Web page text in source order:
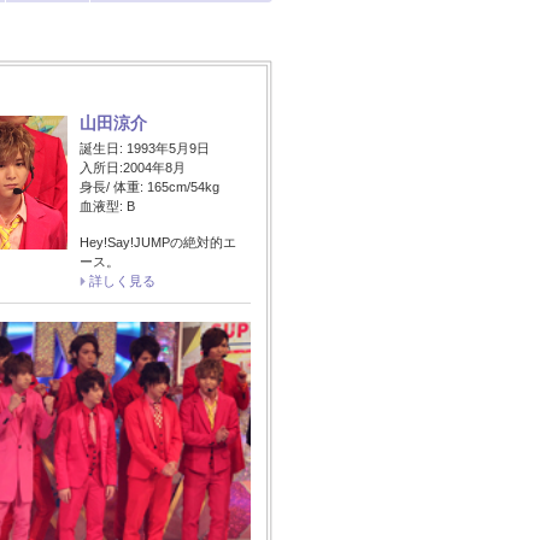
山田涼介
誕生日: 1993年5月9日
入所日:2004年8月
身長/ 体重: 165cm/54kg
血液型: B
Hey!Say!JUMPの絶対的エ
ース。
詳しく見る